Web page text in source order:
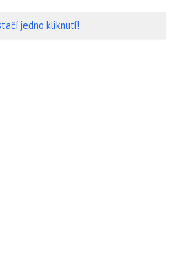
jedno kliknutí!